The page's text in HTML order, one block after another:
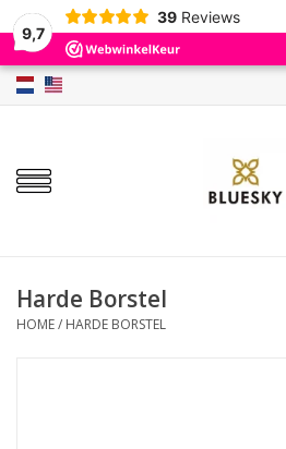
9,7
39 Reviews
Home
Kleuren
Base & Top
Harde Borstel
HOME/ HARDE BORSTEL